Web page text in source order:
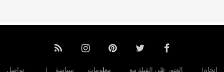
اتجاه العثور على القبلة مع معلومات سياسة تواصل